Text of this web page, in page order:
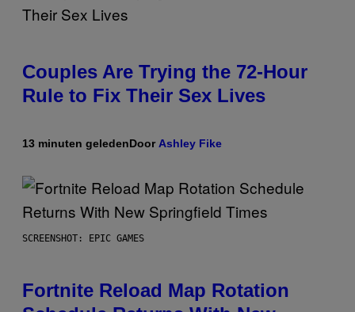
Couples Are Trying the 72-Hour
Rule to Fix Their Sex Lives
13 minuten geledenDoor Ashley Fike
SCREENSHOT: EPIC GAMES
Fortnite Reload Map Rotation